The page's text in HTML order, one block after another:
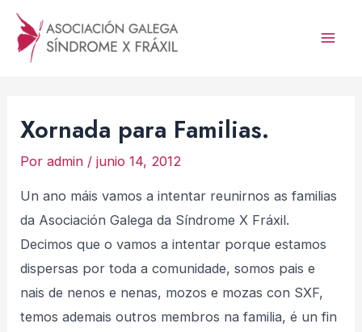
contenido
Xornada para Familias.
Poradmin /junio 14, 2012
Un ano máis vamos a intentar reunirnos as familias
da Asociación Galega da Síndrome X Fráxil.
Decimos que o vamos a intentar porque estamos
dispersas por toda a comunidade, somos pais e
nais de nenos e nenas, mozos e mozas con SXF,
temos ademais outros membros na familia, é un fin